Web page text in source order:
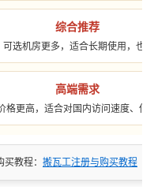
综合推荐
选机房更多，适合长期使用，也
高端需求
格更高，适合对国内访问速度、低
买教程： 搬瓦工注册与购买教程